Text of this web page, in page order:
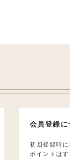
会員登録に
初回登録時
ポイントは